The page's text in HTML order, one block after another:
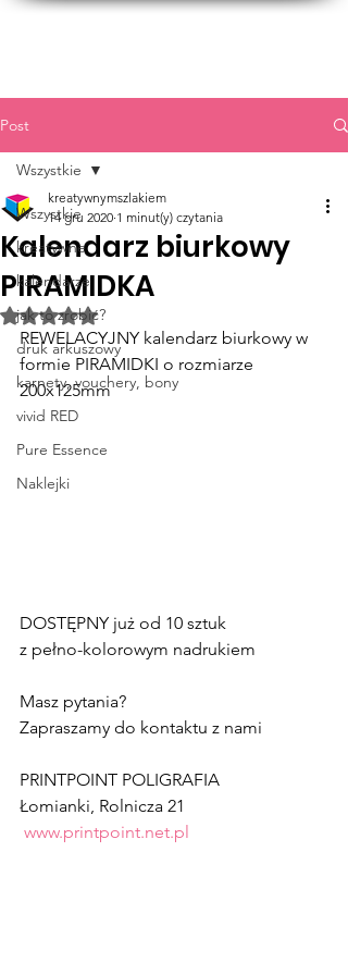
Post
Wszystkie
kreatywne
kalendarze
jak to zrobić?
druk arkuszowy
karnety, vouchery, bony
vivid RED
Pure Essence
Naklejki
Wszystkie
Kalendarz biurkowy
PIRAMIDKA
kreatywnymszlakiem
14 gru 2020 1 minut(y) czytania
Oceniono na NaN z 5 gwiazdek.
REWELACYJNY kalendarz biurkowy w
formie PIRAMIDKI o rozmiarze
200x125mm
DOSTĘPNY już od 10 sztuk
z pełno-kolorowym nadrukiem
Masz pytania?
Zapraszamy do kontaktu z nami
PRINTPOINT POLIGRAFIA
Łomianki, Rolnicza 21
www.printpoint.net.pl